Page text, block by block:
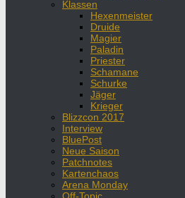
Klassen
Hexenmeister
Druide
Magier
Paladin
Priester
Schamane
Schurke
Jäger
Krieger
Blizzcon 2017
Interview
BluePost
Neue Saison
Patchnotes
Kartenchaos
Arena Monday